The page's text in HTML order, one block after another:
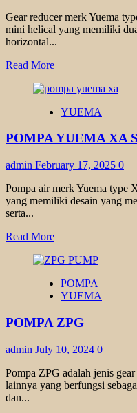
Gear reducer merk Yuema
mini helical yang memiliki
horizontal...
Read MoreRead
about
CHCZ
YUEMA
POMPA YUEMA XA
admin February 17, 2025 0
Pompa air merk Yuema type
yang memiliki desain yang
serta...
Read MoreRead
about
YUEMA
XA
POMPA
YUEMA
POMPA ZPG
admin July 10, 2024 0
Pompa ZPG adalah jenis
lainnya yang berfungsi
dan...